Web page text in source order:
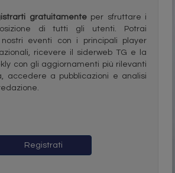
gratuitamenteper sfruttare i
di tutti gli utenti. Potrai
eventi con i principali player
ricevere il siderweb TG e la
con gli aggiornamenti più rilevanti
accedere a pubblicazioni e analisi
Registrati